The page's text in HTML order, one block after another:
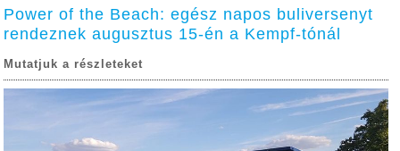
Power of the Beach: egész napos buliversenyt
rendeznek augusztus 15-én a Kempf-tónál
Mutatjuk a részleteket